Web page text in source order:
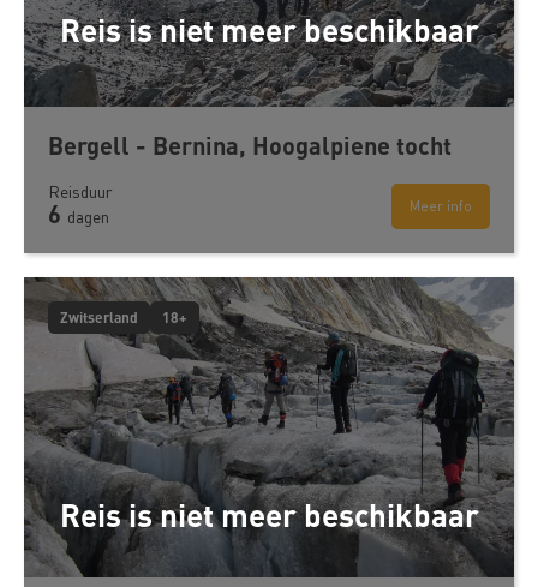
Reis is niet meer beschikbaar
Bergell - Bernina, Hoogalpiene tocht
Meer info
Reisduur
6 dagen
Reis is niet meer beschikbaar
Zwitserland 18+